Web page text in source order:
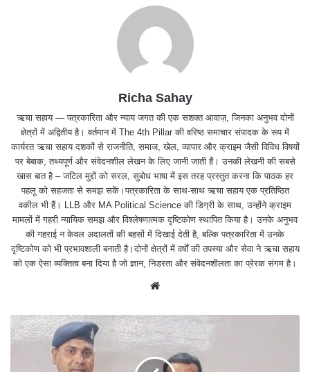
Richa Sahay
ऋचा सहाय — पत्रकारिता और न्याय जगत की एक सशक्त आवाज़, जिनका अनुभव दोनों
क्षेत्रों में अद्वितीय है। वर्तमान में The 4th Pillar की वरिष्ठ समाचार संपादक के रूप में
कार्यरत ऋचा सहाय दशकों से राजनीति, समाज, खेल, व्यापार और क्राइम जैसी विविध विषयों
पर बेबाक, तथ्यपूर्ण और संवेदनशील लेखन के लिए जानी जाती हैं। उनकी लेखनी की सबसे
खास बात है – जटिल मुद्दों को सरल, सुबोध भाषा में इस तरह प्रस्तुत करना कि पाठक हर
पहलू को सहजता से समझ सकें।पत्रकारिता के साथ-साथ ऋचा सहाय एक प्रतिष्ठित
वकील भी हैं। LLB और MA Political Science की डिग्री के साथ, उन्होंने क्राइम
मामलों में गहरी न्यायिक समझ और विश्लेषणात्मक दृष्टिकोण स्थापित किया है। उनके अनुभव
की गहराई न केवल अदालतों की बहसों में दिखाई देती है, बल्कि पत्रकारिता में उनके
दृष्टिकोण को भी प्रभावशाली बनाती है।दोनों क्षेत्रों में वर्षों की तपस्या और सेवा ने ऋचा सहाय
को एक ऐसा व्यक्तित्व बना दिया है जो ज्ञान, निडरता और संवेदनशीलता का प्रेरक संगम है।
e